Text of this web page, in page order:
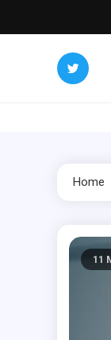
to
Home
11